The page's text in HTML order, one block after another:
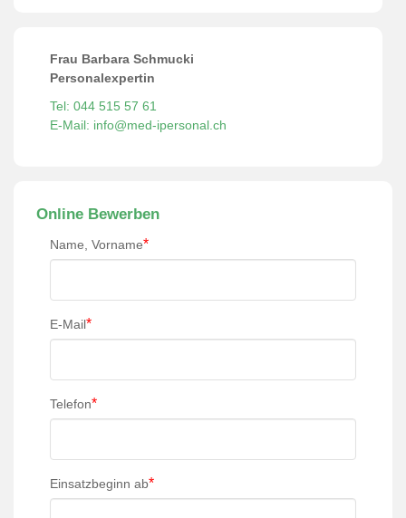
Frau Barbara Schmucki
Personalexpertin
Tel: 044 515 57 61
E-Mail: info@med-ipersonal.ch
Online Bewerben
Name, Vorname*
E-Mail*
Telefon*
Einsatzbeginn ab*